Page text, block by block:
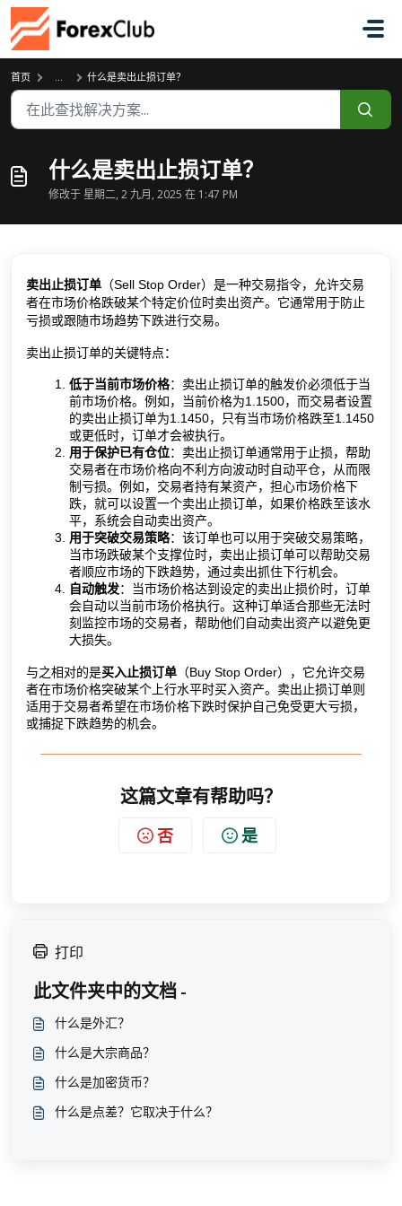
跳过至主要内容
首页 ... 什么是卖出止损订单？
什么是卖出止损订单？
修改于 星期二, 2 九月, 2025 在 1:47 PM
卖出止损订单 （Sell Stop Order）是一种交易指令，允许交易
者在市场价格跌破某个特定价位时卖出资产。它通常用于防止
亏损或跟随市场趋势下跌进行交易。
卖出止损订单的关键特点：
低于当前市场价格：卖出止损订单的触发价必须低于当
前市场价格。例如，当前价格为1.1500，而交易者设置
的卖出止损订单为1.1450，只有当市场价格跌至1.1450
或更低时，订单才会被执行。
用于保护已有仓位：卖出止损订单通常用于止损，帮助
交易者在市场价格向不利方向波动时自动平仓，从而限
制亏损。例如，交易者持有某资产，担心市场价格下
跌，就可以设置一个卖出止损订单，如果价格跌至该水
平，系统会自动卖出资产。
用于突破交易策略：该订单也可以用于突破交易策略，
当市场跌破某个支撑位时，卖出止损订单可以帮助交易
者顺应市场的下跌趋势，通过卖出抓住下行机会。
自动触发：当市场价格达到设定的卖出止损价时，订单
会自动以当前市场价格执行。这种订单适合那些无法时
刻监控市场的交易者，帮助他们自动卖出资产以避免更
大损失。
与之相对的是买入止损订单 （Buy Stop Order），它允许交易
者在市场价格突破某个上行水平时买入资产。卖出止损订单则
适用于交易者希望在市场价格下跌时保护自己免受更大亏损，
或捕捉下跌趋势的机会。
这篇文章有帮助吗？
否 是
打印
此文件夹中的文档 -
什么是外汇？
什么是大宗商品？
什么是加密货币？
什么是点差？它取决于什么？